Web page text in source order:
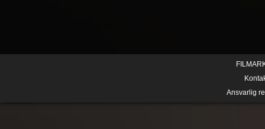
Ansvarlig